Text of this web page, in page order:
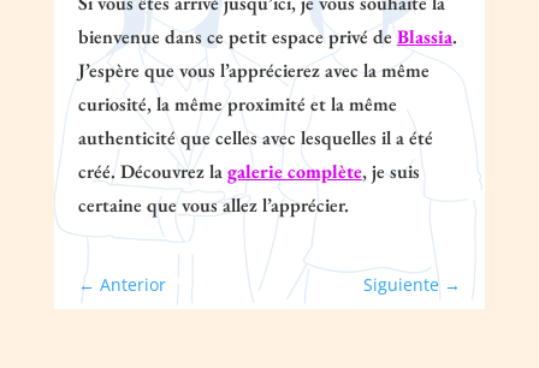
bienvenue dans ce petit espace privé deBlassia.
J’espère que vous l’apprécierez avec la même
curiosité, la même proximité et la même
authenticité que celles avec lesquelles il a été
créé. Découvrez lagalerie complète, je suis
certaine que vous allez l’apprécier.
← Anterior Siguiente→